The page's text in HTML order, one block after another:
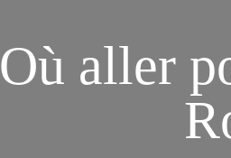
Où aller